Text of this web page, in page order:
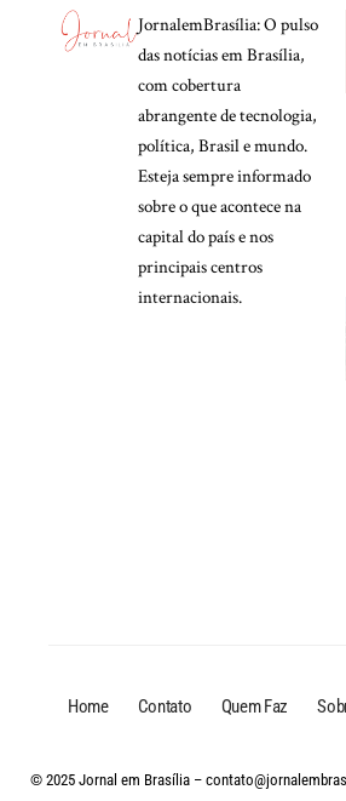
JornalemBrasília: O pulso
das notícias em Brasília,
com cobertura
abrangente de tecnologia,
política, Brasil e mundo.
Esteja sempre informado
sobre o que acontece na
capital do país e nos
principais centros
internacionais.
Home Contato Quem Faz
© 2025 Jornal em Brasília –